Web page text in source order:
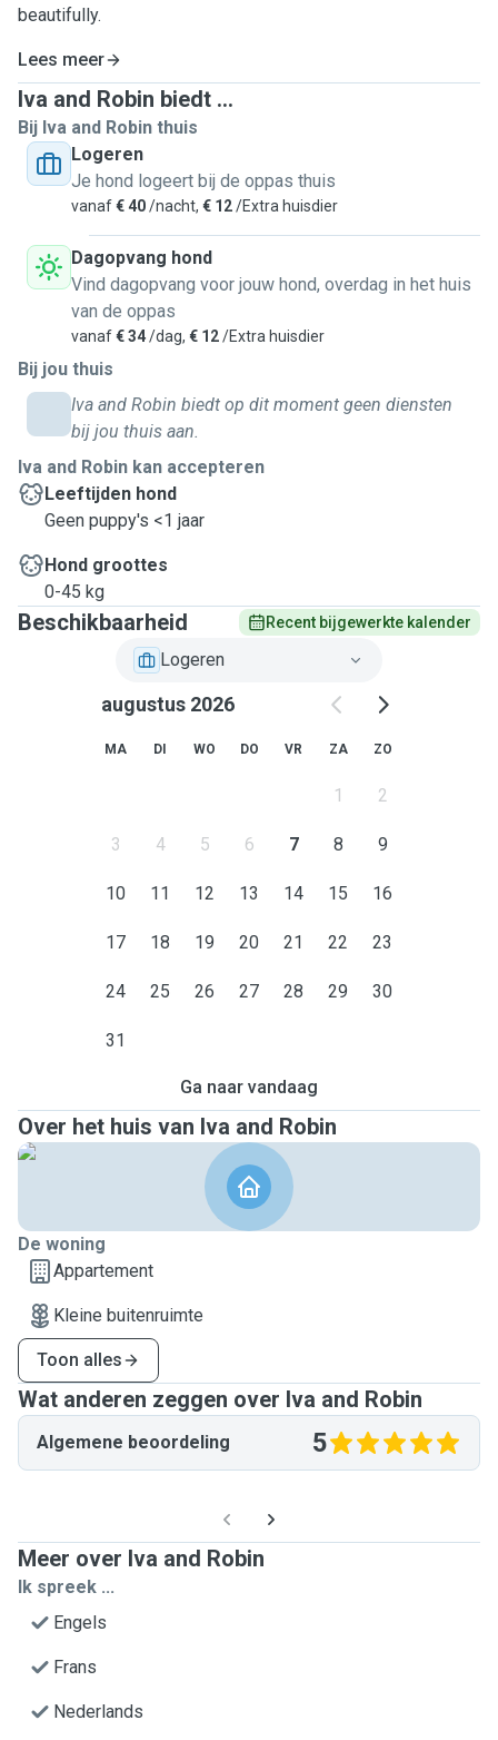
beautifully.
Lees meer
Iva and Robin biedt ...
Bij Iva and Robin thuis
Logeren
Je hond logeert bij de oppas thuis
vanaf€ 40/nacht, € 12/Extra huisdier
Dagopvang hond
Vind dagopvang voor jouw hond, overdag in het huis
van de oppas
vanaf€ 34/dag, € 12/Extra huisdier
Bij jou thuis
Iva and Robin biedt op dit moment geen diensten
bij jou thuis aan.
Iva and Robin kan accepteren
Leeftijden hond
Geen puppy's <1 jaar
Hond groottes
0-45 kg
Beschikbaarheid Recent bijgewerkte kalender
Logeren
augustus 2026
MA DI WO DO VR ZA ZO
1 2
3 4 5 6 7 8 9
10 11 12 13 14 15 16
17 18 19 20 21 22 23
24 25 26 27 28 29 30
31
Ga naar vandaag
Over het huis van Iva and Robin
De woning
Appartement
Kleine buitenruimte
Toon alles
Wat anderen zeggen over Iva and Robin
Algemene beoordeling 5
Meer over Iva and Robin
Ik spreek ...
Engels
Frans
Nederlands